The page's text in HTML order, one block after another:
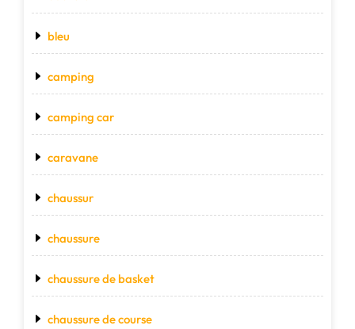
bleu
camping
camping car
caravane
chaussur
chaussure
chaussure de basket
chaussure de course